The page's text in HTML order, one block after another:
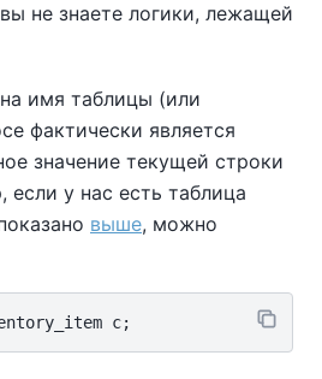
не знаете логики, лежащей
имя таблицы (или
фактически является
значение текущей строки
у нас есть таблица
выше, можно